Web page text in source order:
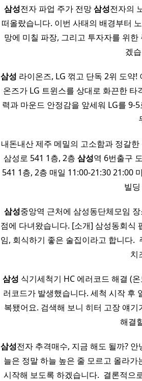
삼성전자 파업 주가 전망삼성전자의
떠올랐습니다. 이번 사태의 배경부터
망에 미칠 파장, 그리고 투자자를 위
겠
삼성 라이온즈, LG 꺾고 단독 2위 도약
온즈가 LG 트윈스를 상대로 화끈한
력과 마운드 안정감을 앞세워 LG를 9-
내돈내산 제주 메밀의 고소함과 정갈
삼성로 541 1층, 2층 삼성역 6번출구
541 1층, 2층 매일 11:00-21:30 21:00
빌
삼성중앙역 근처에 삼성동단체모임
점에 다녀왔습니다. [소개] 삼성동회식
임, 회식하기 좋은 술집이라고 합니다.
치
삼성 식기세척기 HC 에러코드 해결 (
러코드가 발생했습니다. 세척 시작 후
복됐어요. 검색해 보니 히터 고장 얘
해결
삼성전자 추격매수, 지금 해도 될까?
늘은 정말 하늘 높은 줄 모르고 올라가
시작해 보도록 하겠습니다. ​ 결론적으